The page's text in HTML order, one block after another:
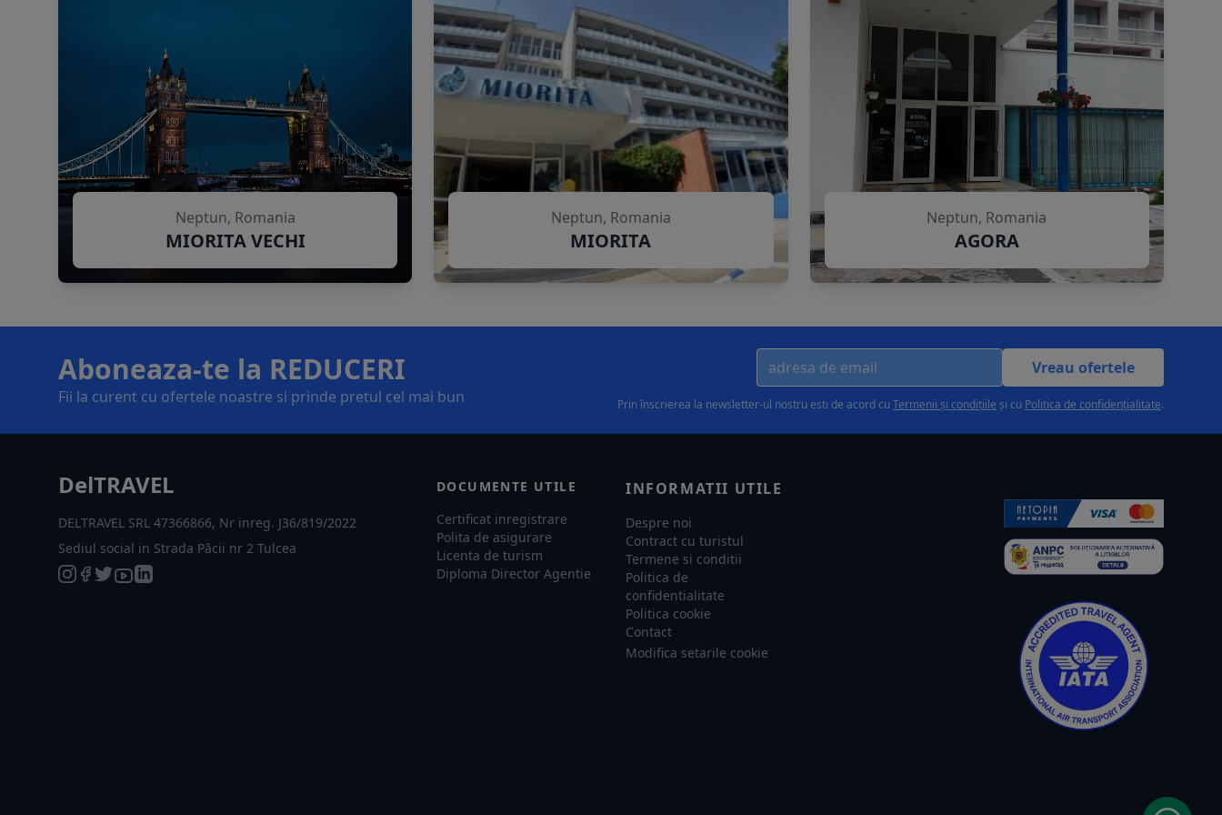
Neptun, Romania
MIORITA VECHI
Neptun, Romania
MIORITA
Neptun, Romania
AGORA
Aboneaza-te la REDUCERI
Fii la curent cu ofertele noastre si prinde pretul cel mai bun
Vreau ofertele
Prin înscrierea la newsletter-ul nostru esti de acord cuTermenii și condițiile și cu Politica de confidențialitate.
DelTRAVEL
DELTRAVEL SRL 47366866, Nr inreg. J36/819/2022
Sediul social in Strada Păcii nr 2 Tulcea
DOCUMENTE UTILE
Certificat inregistrare
Polita de asigurare
Licenta de turism
Diploma Director Agentie
INFORMATII UTILE
Despre noi
Contract cu turistul
Termene si conditii
Politica de
confidentialitate
Politica cookie
Contact
Modifica setarile cookie